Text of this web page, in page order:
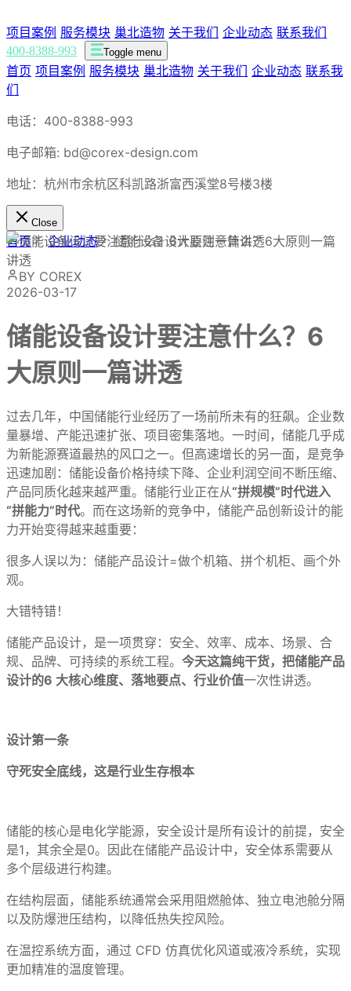
项目案例 服务模块 巢北造物 关于我们 企业动态 联系我们
400-8388-993 Toggle menu
首页 项目案例 服务模块 巢北造物 关于我们 企业动态 联系我
们
电话：400-8388-993
电子邮箱: bd@corex-design.com
地址：杭州市余杭区科凯路浙富西溪堂8号楼3楼
Close
首页 企业动态
储能设备设计要注意什么？6大原则一篇
讲透
BY COREX
2026-03-17
储能设备设计要注意什么？6
大原则一篇讲透
过去几年，中国储能行业经历了一场前所未有的狂飙。企业数
量暴增、产能迅速扩张、项目密集落地。一时间，储能几乎成
为新能源赛道最热的风口之一。但高速增长的另一面，是竞争
迅速加剧：储能设备价格持续下降、企业利润空间不断压缩、
产品同质化越来越严重。储能行业正在从“拼规模”时代进入
“拼能力”时代。而在这场新的竞争中，储能产品创新设计的能
力开始变得越来越重要：
很多人误以为：储能产品设计=做个机箱、拼个机柜、画个外
观。
大错特错！
储能产品设计，是一项贯穿：安全、效率、成本、场景、合
规、品牌、可持续的系统工程。 今天这篇纯干货，把储能产品
设计的6 大核心维度、落地要点、行业价值一次性讲透。
设计第一条
守死安全底线，这是行业生存根本
储能的核心是电化学能源，安全设计是所有设计的前提，安全
是1，其余全是0。因此在储能产品设计中，安全体系需要从
多个层级进行构建。
在结构层面，储能系统通常会采用阻燃舱体、独立电池舱分隔
以及防爆泄压结构，以降低热失控风险。
在温控系统方面，通过 CFD 仿真优化风道或液冷系统，实现
更加精准的温度管理。